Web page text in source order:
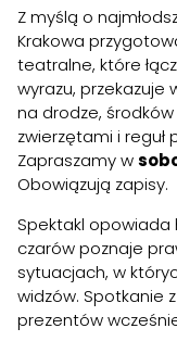
Z myślą o
Krakowa
teatralne, które
wyrazu,
na drodze,
zwierzętami i
Zapraszamy w
Obowiązują zapisy.
Spektakl opowiada
czarów poznaje
sytuacjach, w
widzów. Spotkanie
prezentów